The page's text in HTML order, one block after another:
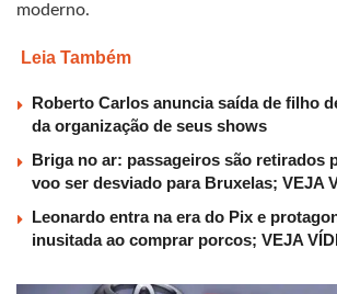
moderno.
Leia Também
Roberto Carlos anuncia saída de filho
da organização de seus shows
Briga no ar: passageiros são retirados
voo ser desviado para Bruxelas; VEJA
Leonardo entra na era do Pix e
inusitada ao comprar porcos; VEJA